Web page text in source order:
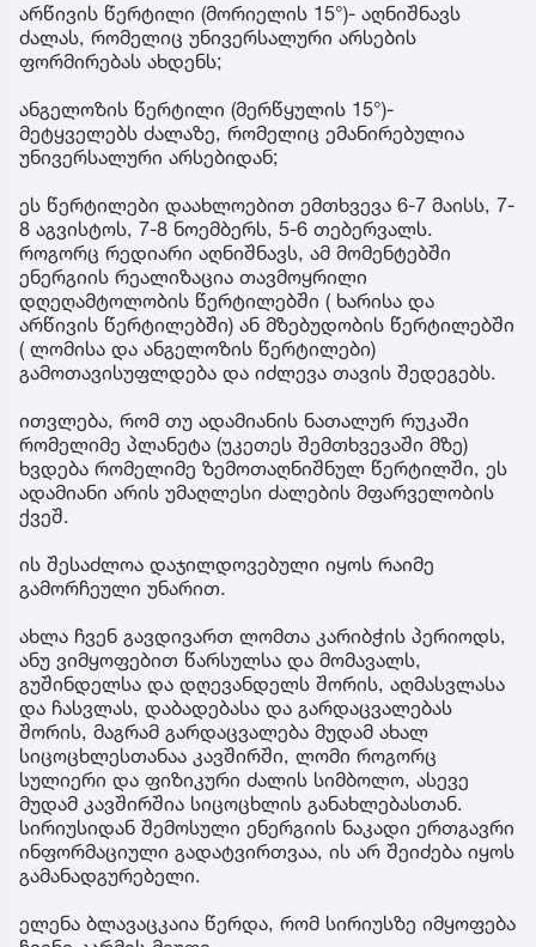
არწივის წერტილი (მორიელის 15°)- აღნიშნავს
ძალას, რომელიც უნივერსალური არსების
ფორმირებას ახდენს;
ანგელოზის წერტილი (მერწყულის 15°)-
მეტყველებს ძალაზე, რომელიც ემანირებულია
უნივერსალური არსებიდან;
ეს წერტილები დაახლოებით ემთხვევა 6-7 მაისს, 7-
8 აგვისტოს, 7-8 ნოემბერს, 5-6 თებერვალს.
როგორც რედიარი აღნიშნავს, ამ მომენტებში
ენერგიის რეალიზაცია თავმოყრილი
დღეღამტოლობის წერტილებში ( ხარისა და
არწივის წერტილებში) ან მზებუდობის წერტილებში
( ლომისა და ანგელოზის წერტილები)
გამოთავისუფლდება და იძლევა თავის შედეგებს.
ითვლება, რომ თუ ადამიანის ნათალურ რუკაში
რომელიმე პლანეტა (უკეთეს შემთხვევაში მზე)
ხვდება რომელიმე ზემოთაღნიშნულ წერტილში, ეს
ადამიანი არის უმაღლესი ძალების მფარველობის
ქვეშ.
ის შესაძლოა დაჯილდოვებული იყოს რაიმე
გამორჩეული უნარით.
ახლა ჩვენ გავდივართ ლომთა კარიბჭის პერიოდს,
ანუ ვიმყოფებით წარსულსა და მომავალს,
გუშინდელსა და დღევანდელს შორის, აღმასვლასა
და ჩასვლას, დაბადებასა და გარდაცვალებას
შორის, მაგრამ გარდაცვალება მუდამ ახალ
სიცოცხლესთანაა კავშირში, ლომი როგორც
სულიერი და ფიზიკური ძალის სიმბოლო, ასევე
მუდამ კავშირშია სიცოცხლის განახლებასთან.
სირიუსიდან შემოსული ენერგიის ნაკადი ერთგავრი
ინფორმაციული გადატვირთვაა, ის არ შეიძება იყოს
გამანადგურებელი.
ელენა ბლავაცკაია წერდა, რომ სირიუსზე იმყოფება